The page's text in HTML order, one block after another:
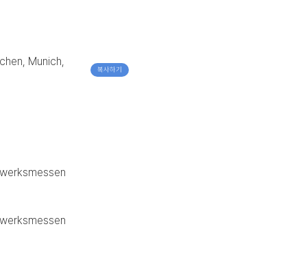
Munich,
복사하기